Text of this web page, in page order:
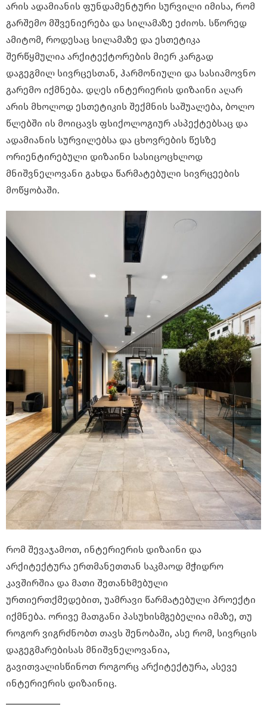
არის ადამიანის ფუნდამენტური სურვილი იმისა, რომ
გარშემო მშვენიერება და სილამაზე ეძიოს. სწორედ
ამიტომ, როდესაც სილამაზე და ესთეტიკა
შერწყმულია არქიტექტორების მიერ კარგად
დაგეგმილ სივრცესთან, ჰარმონიული და სასიამოვნო
გარემო იქმნება. დღეს ინტერიერის დიზაინი აღარ
არის მხოლოდ ესთეტიკის შექმნის საშუალება, ბოლო
წლებში ის მოიცავს ფსიქოლოგიურ ასპექტებსაც და
ადამიანის სურვილებსა და ცხოვრების წესზე
ორიენტირებული დიზაინი სასიცოცხლოდ
მნიშვნელოვანი გახდა წარმატებული სივრცეების
მოწყობაში.
რომ შევაჯამოთ, ინტერიერის დიზაინი და
არქიტექტურა ერთმანეთთან საკმაოდ მჭიდრო
კავშირშია და მათი შეთანხმებული
ურთიერთქმედებით, უამრავი წარმატებული პროექტი
იქმნება. ორივე მათგანი პასუხისმგებელია იმაზე, თუ
როგორ ვიგრძნობთ თავს შენობაში, ასე რომ, სივრცის
დაგეგმარებისას მნიშვნელოვანია,
გავითვალისწინოთ როგორც არქიტექტურა, ასევე
ინტერიერის დიზაინიც.